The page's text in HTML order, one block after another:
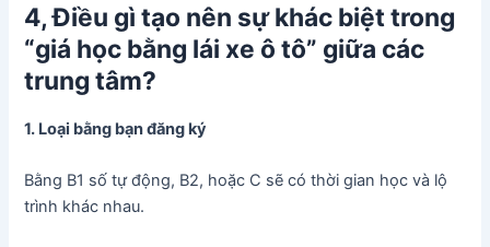
4, Điều gì tạo nên sự khác biệt trong
“giá học bằng lái xe ô tô” giữa các
trung tâm?
1. Loại bằng bạn đăng ký
Bằng B1 số tự động, B2, hoặc C sẽ có thời gian học và lộ
trình khác nhau.